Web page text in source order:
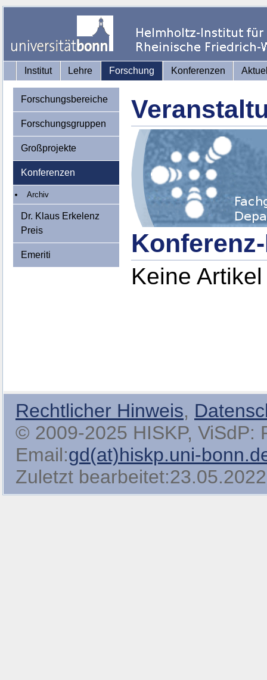
Institut Lehre Forschung Konferenzen
Forschungsbereiche
Forschungsgruppen
Großprojekte
Konferenzen
Archiv
Dr. Klaus Erkelenz
Preis
Emeriti
Keine
Rechtlicher Hinweis,
© 2009-2025 HISKP, ViSdP:
Email:gd(at)hiskp.uni-
Zuletzt